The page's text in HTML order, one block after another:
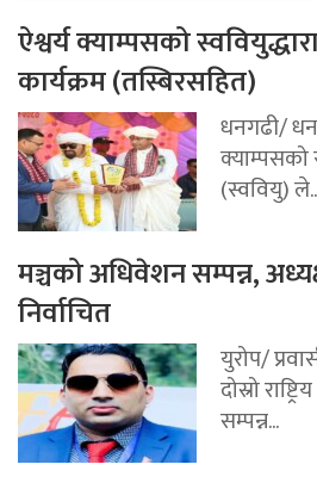
ऐश्वर्य क्याम्पसको
कार्यक्रम (तस्बिरसहित)
धनगढी/
क्याम्पसको
(स्ववियु)
मञ्चको अधिवेशन सम्पन्न,
निर्वाचित
युरोप/
दोस्रो
सम्पन्न...